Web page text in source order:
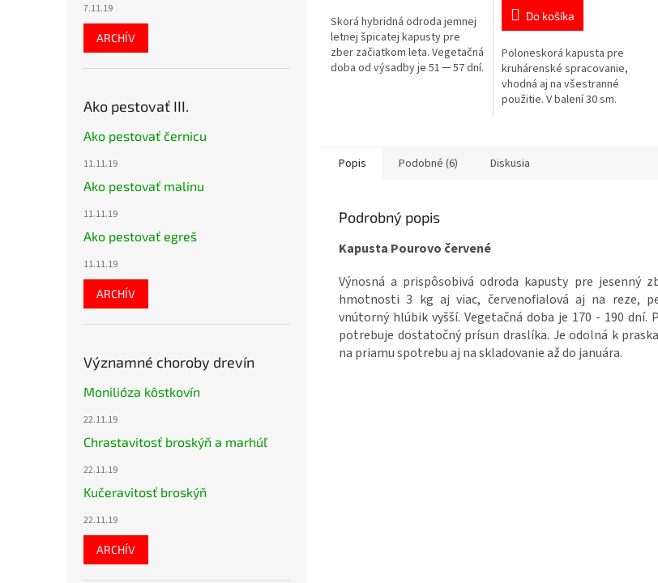
7.11.19
ARCHÍV
Ako pestovať III.
Ako pestovať černicu
11.11.19
Ako pestovať malinu
11.11.19
Ako pestovať egreš
11.11.19
ARCHÍV
Významné choroby drevín
Monilióza kôstkovín
22.11.19
Chrastavitosť broskýň a marhúľ
22.11.19
Kučeravitosť broskýň
22.11.19
ARCHÍV
Skorá hybridná odroda jemnej
letnej špicatej kapusty pre
zber začiatkom leta. Vegetačná
doba od výsadby je 51 ─ 57 dní.
Do košíka
Poloneskorá kapusta pre
kruhárenské spracovanie,
vhodná aj na všestranné
použitie. V balení 30 sm.
Popis Podobné (6) Diskusia
Podrobný popis
Kapusta Pourovo červené
Výnosná a prispôsobivá odroda kapusty pre jesenný
hmotnosti 3 kg aj viac, červenofialová aj na reze,
vnútorný hlúbik vyšší.Vegetačná doba je 170 - 190 dní.
potrebuje dostatočný prísun draslíka. Je odolná k
na priamu spotrebuaj na skladovanieaždo januára.